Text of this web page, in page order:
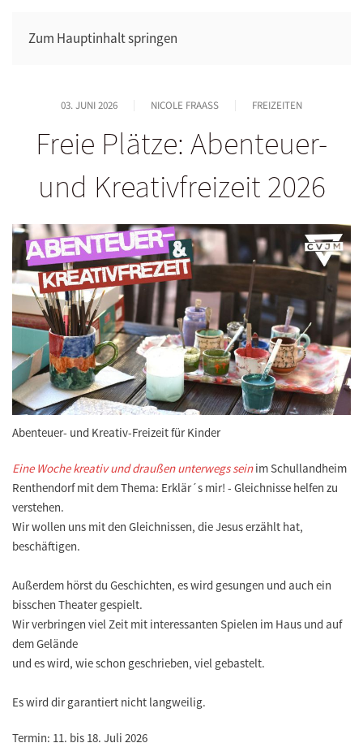
Zum Hauptinhalt springen
03. JUNI 2026 NICOLE FRAASS FREIZEITEN
Freie Plätze: Abenteuer-
und Kreativfreizeit 2026
Abenteuer- und Kreativ-Freizeit für Kinder
Eine Woche kreativ und draußen unterwegs seinim Schullandheim
Renthendorf mit dem Thema: Erklär´s mir! - Gleichnisse helfen zu
verstehen.
Wir wollen uns mit den Gleichnissen, die Jesus erzählt hat,
beschäftigen.
Außerdem hörst du Geschichten, es wird gesungen und auch ein
bisschen Theater gespielt.
Wir verbringen viel Zeit mit interessanten Spielen im Haus und auf
dem Gelände
und es wird, wie schon geschrieben, viel gebastelt.
Es wird dir garantiert nicht langweilig.
Termin: 11. bis 18. Juli 2026